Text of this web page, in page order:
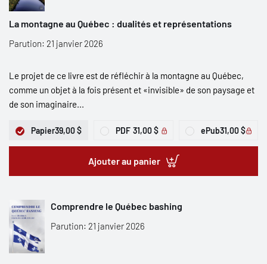
La montagne au Québec : dualités et représentations
Parution: 21 janvier 2026
Le projet de ce livre est de réfléchir à la montagne au Québec,
comme un objet à la fois présent et «invisible» de son paysage et
de son imaginaire...
Papier39,00 $ PDF 31,00 $ ePub31,00 $
Ajouter au panier
Comprendre le Québec bashing
Parution: 21 janvier 2026